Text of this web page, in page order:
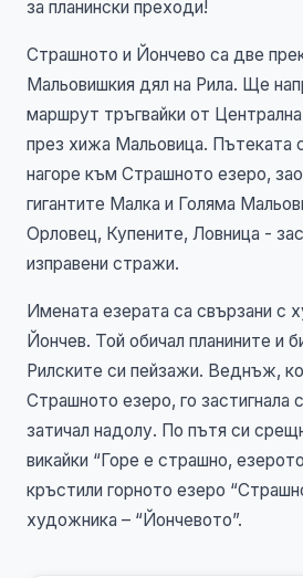
за планински преходи!
Страшното и Йончево са две
Мальовишкия дял на Рила. Ще
маршрут тръгвайки от
през хижа Мальовица. Пътеката
нагоре към Страшното езеро,
гигантите Малка и Голяма
Орловец, Купените, Ловница -
изправени стражи.
Имената езерата са свързани с
Йончев. Той обичал планините и
Рилските си пейзажи. Веднъж,
Страшното езеро, го застигнала
затичал надолу. По пътя си
викайки “Горе е страшно,
кръстили горното езеро
художника – “Йончевото”.